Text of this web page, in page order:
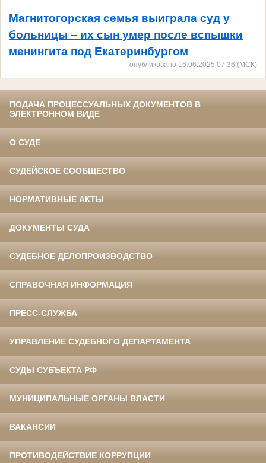
Магнитогорская семья выиграла суд у
больницы – их сын умер после вспышки
менингита под Екатеринбургом
опубликовано 16.06.2025 07:36 (МСК)
ПОДАЧА ПРОЦЕССУАЛЬНЫХ ДОКУМЕНТОВ В
ЭЛЕКТРОННОМ ВИДЕ
О СУДЕ
СУДЕЙСКОЕ СООБЩЕСТВО
НОРМАТИВНЫЕ АКТЫ
ДОКУМЕНТЫ СУДА
СУДЕБНОЕ ДЕЛОПРОИЗВОДСТВО
СПРАВОЧНАЯ ИНФОРМАЦИЯ
ПРЕСС-СЛУЖБА
УПРАВЛЕНИЕ СУДЕБНОГО ДЕПАРТАМЕНТА
СУДЫ СУБЪЕКТА РФ
МУНИЦИПАЛЬНЫЕ ОРГАНЫ ВЛАСТИ
ВАКАНСИИ
ПРОТИВОДЕЙСТВИЕ КОРРУПЦИИ